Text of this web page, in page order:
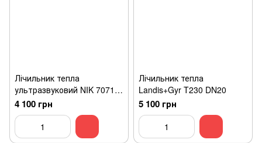
Лічильник тепла
ультразвуковий NIK 7071
DN15 Qnom 1,5
4 100 грн
Лічильник тепла
Landis+Gyr T230 DN20
5 100 грн